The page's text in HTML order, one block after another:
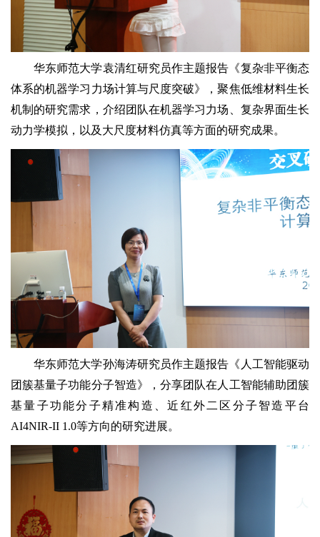
华东师范大学袁清红研究员作主题报告《复杂非平衡态
体系的机器学习力场计算与尺度突破》，聚焦低维材料生长
机制的研究需求，介绍团队在机器学习力场、复杂界面生长
动力学模拟，以及大尺度材料仿真等方面的研究成果。
华东师范大学孙海涛研究员作主题报告《人工智能驱动
团簇基量子功能分子智造》，分享团队在人工智能辅助团簇
基量子功能分子精准构造、近红外二区分子智造平台
AI4NIR-II 1.0等方向的研究进展。